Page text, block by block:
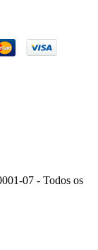
07 - Todos os